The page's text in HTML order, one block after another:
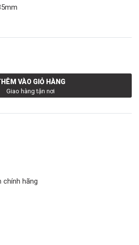
VÀO GIỎ HÀNG
Giao hàng tận nơi
chính hãng